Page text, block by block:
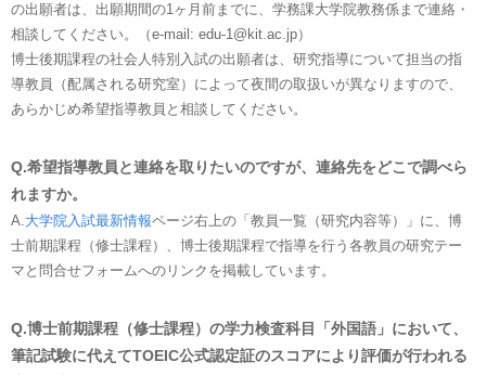
の出願者は、出願期間の1ヶ月前までに、学務課大学院教務係まで連絡・
相談してください。（e-mail: edu-1@kit.ac.jp）
博士後期課程の社会人特別入試の出願者は、研究指導について担当の指
導教員（配属される研究室）によって夜間の取扱いが異なりますので、
あらかじめ希望指導教員と相談してください。
Q.希望指導教員と連絡を取りたいのですが、連絡先をどこで調べら
れますか。
A.大学院入試最新情報ページ右上の「教員一覧（研究内容等）」に、博
士前期課程（修士課程）、博士後期課程で指導を行う各教員の研究テー
マと問合せフォームへのリンクを掲載しています。
Q.博士前期課程（修士課程）の学力検査科目「外国語」において、
筆記試験に代えてTOEIC公式認定証のスコアにより評価が行われる